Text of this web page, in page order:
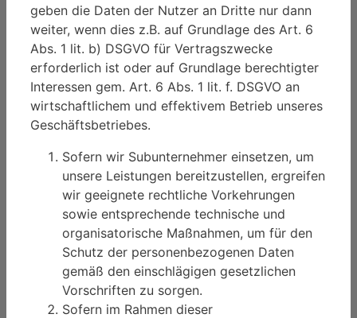
geben die Daten der Nutzer an Dritte nur dann
weiter, wenn dies z.B. auf Grundlage des Art. 6
Abs. 1 lit. b) DSGVO für Vertragszwecke
erforderlich ist oder auf Grundlage berechtigter
Interessen gem. Art. 6 Abs. 1 lit. f. DSGVO an
wirtschaftlichem und effektivem Betrieb unseres
Geschäftsbetriebes.
Sofern wir Subunternehmer einsetzen, um
unsere Leistungen bereitzustellen, ergreifen
wir geeignete rechtliche Vorkehrungen
sowie entsprechende technische und
organisatorische Maßnahmen, um für den
Schutz der personenbezogenen Daten
gemäß den einschlägigen gesetzlichen
Vorschriften zu sorgen.
Sofern im Rahmen dieser